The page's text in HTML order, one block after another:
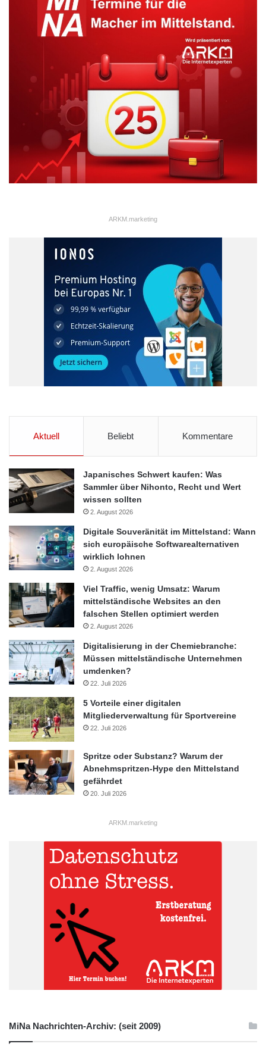
ARKM.marketing
Aktuell Beliebt Kommentare
Japanisches Schwert kaufen: Was
Sammler über Nihonto, Recht und Wert
wissen sollten
2. August 2026
Digitale Souveränität im Mittelstand: Wann
sich europäische Softwarealternativen
wirklich lohnen
2. August 2026
Viel Traffic, wenig Umsatz: Warum
mittelständische Websites an den
falschen Stellen optimiert werden
2. August 2026
Digitalisierung in der Chemiebranche:
Müssen mittelständische Unternehmen
umdenken?
22. Juli 2026
5 Vorteile einer digitalen
Mitgliederverwaltung für Sportvereine
22. Juli 2026
Spritze oder Substanz? Warum der
Abnehmspritzen-Hype den Mittelstand
gefährdet
20. Juli 2026
ARKM.marketing
MiNa Nachrichten-Archiv: (seit 2009)